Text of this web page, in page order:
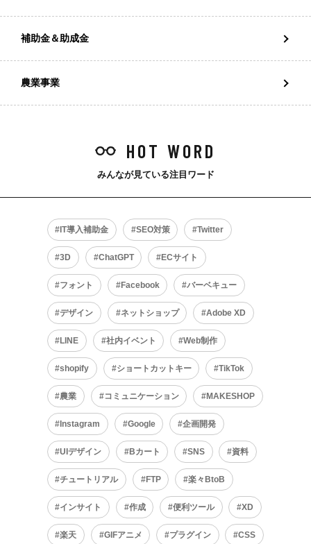
補助金＆助成金
農業事業
HOT WORD
みんなが見ている注目ワード
IT導入補助金 SEO対策 Twitter
3D ChatGPT ECサイト
フォント Facebook バーベキュー
デザイン ネットショップ Adobe XD
LINE 社内イベント Web制作
shopify ショートカットキー TikTok
農業 コミュニケーション MAKESHOP
Instagram Google 企画開発
UIデザイン Bカート SNS 資料
チュートリアル FTP 楽々BtoB
インサイト 作成 便利ツール XD
楽天 GIFアニメ プラグイン CSS